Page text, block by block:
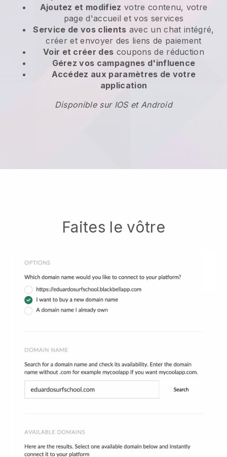
Ajoutez et modifiez votre contenu, votre
page d'accueil et vos services
Service de vos clients avec un chat intégré,
créer et envoyer des liens de paiement
Voir et créer des coupons de réduction
Gérez vos campagnes d'influence
Accédez aux paramètres de votre
application
Disponible sur IOS et Android
Faites le vôtre